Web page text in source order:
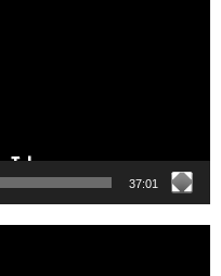
37:01